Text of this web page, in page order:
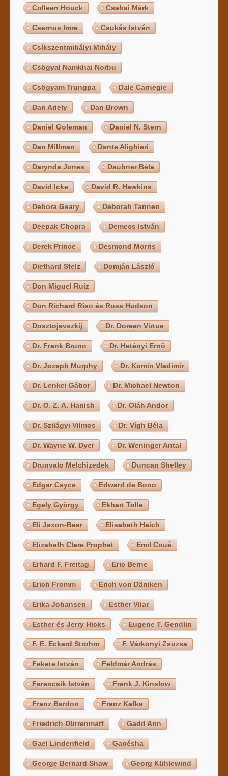
Colleen Houck Csabai Márk
Csernus Imre Csukás István
Csíkszentmihályi Mihály
Csögyal Namkhai Norbu
Csögyam Trungpa Dale Carnegie
Dan Ariely Dan Brown
Daniel Goleman Daniel N. Stern
Dan Millman Dante Alighieri
Darynda Jones Daubner Béla
David Icke David R. Hawkins
Debora Geary Deborah Tannen
Deepak Chopra Demecs István
Derek Prince Desmond Morris
Diethard Stelz Domján László
Don Miguel Ruiz
Don Richard Riso és Russ Hudson
Dosztojevszkij Dr. Doreen Virtue
Dr. Frank Bruno Dr. Hetényi Ernő
Dr. Jozeph Murphy Dr. Komin Vladimir
Dr. Lenkei Gábor Dr. Michael Newton
Dr. O. Z. A. Hanish Dr. Oláh Andor
Dr. Szilágyi Vilmos Dr. Vígh Béla
Dr. Wayne W. Dyer Dr. Weninger Antal
Drunvalo Melchizedek Duncan Shelley
Edgar Cayce Edward de Bono
Egely György Ekhart Tolle
Eli Jaxon-Bear Elisabeth Haich
Elizabeth Clare Prophet Emil Coué
Erhard F. Freitag Eric Berne
Erich Fromm Erich von Däniken
Erika Johansen Esther Vilar
Esther és Jerry Hicks Eugene T. Gendlin
F. E. Eckard Strohm F. Várkonyi Zsuzsa
Fekete István Feldmár András
Ferencsik István Frank J. Kinslow
Franz Bardon Franz Kafka
Friedrich Dürrenmatt Gadd Ann
Gael Lindenfield Ganésha
George Bernard Shaw Georg Kühlewind